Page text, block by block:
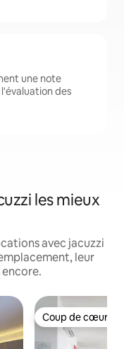
une note
des
les mieux
avec jacuzzi
leur
Coup de cœur
Coup de cœur